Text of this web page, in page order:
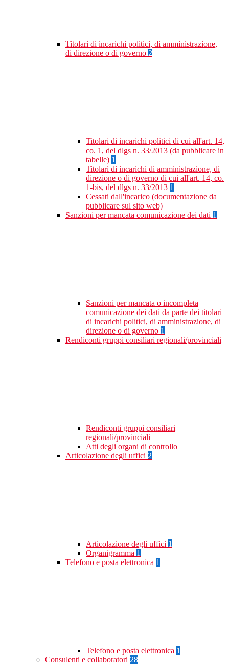
Titolari di incarichi politici, di amministrazione,
di direzione o di governo 2
Titolari di incarichi politici di cui all'art. 14,
co. 1, del dlgs n. 33/2013 (da pubblicare in
tabelle) 1
Titolari di incarichi di amministrazione, di
direzione o di governo di cui all'art. 14, co.
1-bis, del dlgs n. 33/2013 1
Cessati dall'incarico (documentazione da
pubblicare sul sito web)
Sanzioni per mancata comunicazione dei dati 1
Sanzioni per mancata o incompleta
comunicazione dei dati da parte dei titolari
di incarichi politici, di amministrazione, di
direzione o di governo 1
Rendiconti gruppi consiliari regionali/provinciali
Rendiconti gruppi consiliari
regionali/provinciali
Atti degli organi di controllo
Articolazione degli uffici 2
Articolazione degli uffici 1
Organigramma 1
Telefono e posta elettronica 1
Telefono e posta elettronica 1
Consulenti e collaboratori 28